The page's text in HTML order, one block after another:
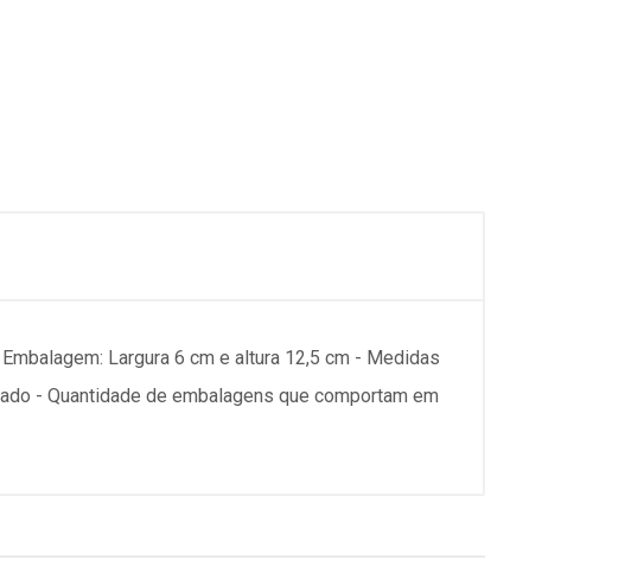
Largura 6 cm e altura 12,5 cm - Medidas
- Quantidade de embalagens que comportam em